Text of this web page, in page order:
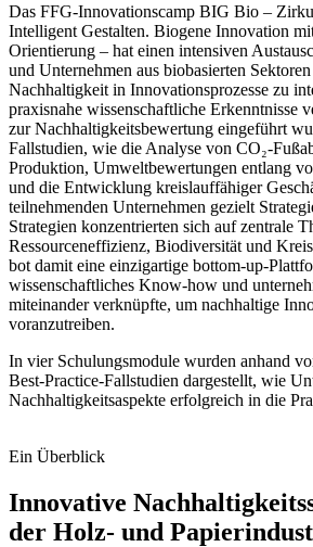
Das FFG-Innovationscamp BIG Bio –
Intelligent Gestalten. Biogene Innovation
Orientierung – hat einen intensiven
und Unternehmen aus biobasierten
Nachhaltigkeit in Innovationsprozesse zu
praxisnahe wissenschaftliche Erkenntnisse
zur Nachhaltigkeitsbewertung eingeführt
Fallstudien, wie die Analyse von CO₂-
Produktion, Umweltbewertungen entlang
und die Entwicklung kreislauffähiger
teilnehmenden Unternehmen gezielt
Strategien konzentrierten sich auf zentrale
Ressourceneffizienz, Biodiversität und
bot damit eine einzigartige bottom-up-
wissenschaftliches Know-how und
miteinander verknüpfte, um nachhaltige
voranzutreiben.
In vier Schulungsmodule wurden anhand
Best-Practice-Fallstudien dargestellt, wie
Nachhaltigkeitsaspekte erfolgreich in die
Ein Überblick
Innovative
der Holz- und